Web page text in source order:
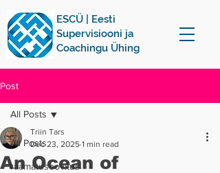
ESCÜ | Eesti
Supervisiooni ja
Coachingu Ühing
Post
All Posts
raamatusoovitus
All Posts
An Ocean of
Triin Tars
Dec 23, 2025 1 min read